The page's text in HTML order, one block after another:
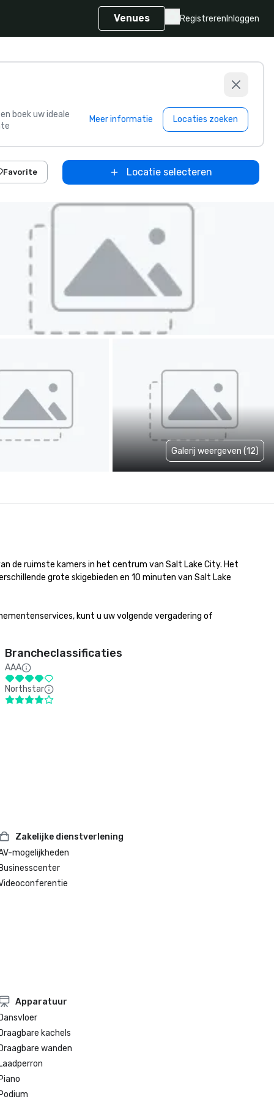
Venues Registreren Inloggen
boek uw ideale
Meer informatie Locaties zoeken
Favorite Locatie selecteren
Galerij weergeven (12)
de ruimste kamers in het centrum van Salt Lake City. Het
grote skigebieden en 10 minuten van Salt Lake
kunt u uw volgende vergadering of
Brancheclassificaties
AAA
Northstar
Zakelijke dienstverlening
mogelijkheden
Apparatuur
kachels
wanden